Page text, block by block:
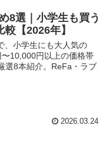
8選｜小学生も買う
【2026年】
、小学生にも大人気の
〜10,000円以上の価格帯
選8本紹介。ReFa・ラブ
2026.03.24